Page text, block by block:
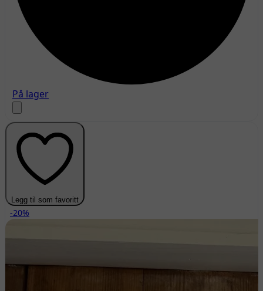
På lager
Legg til som favoritt
-20%